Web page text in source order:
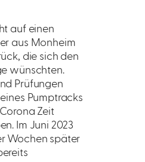
auf einen
aus Monheim
die sich den
wünschten.
Prüfungen
Pumptracks
Zeit
Im Juni 2023
Wochen später